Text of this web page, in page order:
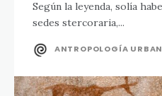
Según la leyenda, solía
sedes stercoraria,...
ANTROPOLOGÍA